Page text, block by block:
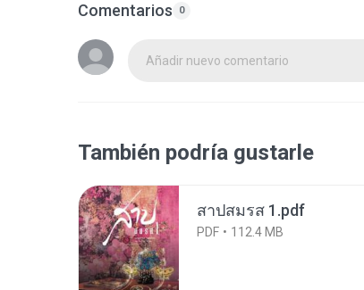
Comentarios 0
Añadir nuevo comentario
También podría gustarle
สาปสมรส 1.pdf
PDF 112.4 MB